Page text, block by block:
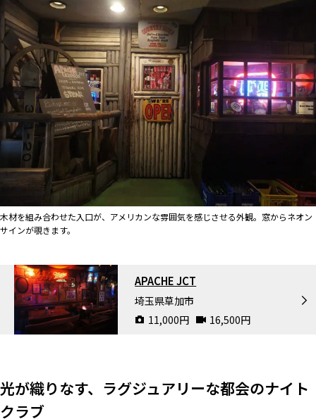
木材を組み合わせた入口が、アメリカンな雰囲気を感じさせる外観。窓からネオン
サインが覗きます。
APACHE JCT
埼玉県草加市
11,000円 16,500円
光が織りなす、ラグジュアリーな都会のナイト
クラブ